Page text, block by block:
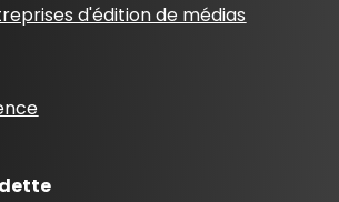
d'édition de médias